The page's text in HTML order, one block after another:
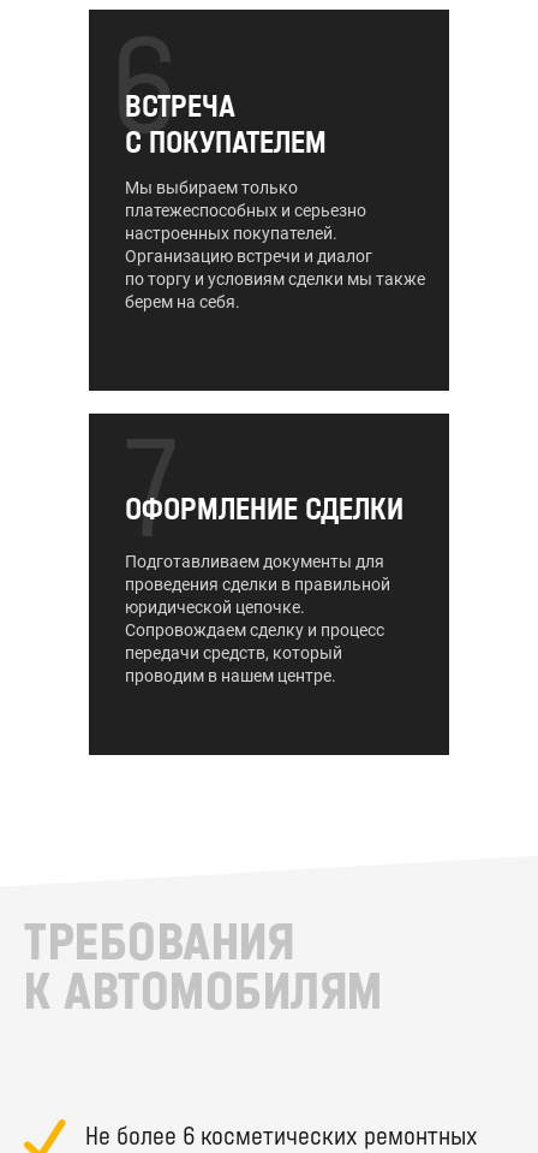
ВСТРЕЧА
С ПОКУПАТЕЛЕМ
Мы выбираем только
платежеспособных и серьезно
настроенных покупателей.
Организацию встречи и диалог
по торгу и условиям сделки мы также
берем на себя.
ОФОРМЛЕНИЕ СДЕЛКИ
Подготавливаем документы для
проведения сделки в правильной
юридической цепочке.
Сопровождаем сделку и процесс
передачи средств, который
проводим в нашем центре.
6
7
ТРЕБОВАНИЯ
К АВТОМОБИЛЯМ
Не более 6 косметических ремонтных